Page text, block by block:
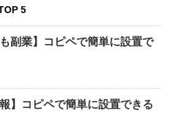
5
も副業】コピペで簡単に設置で
報】コピペで簡単に設置できる